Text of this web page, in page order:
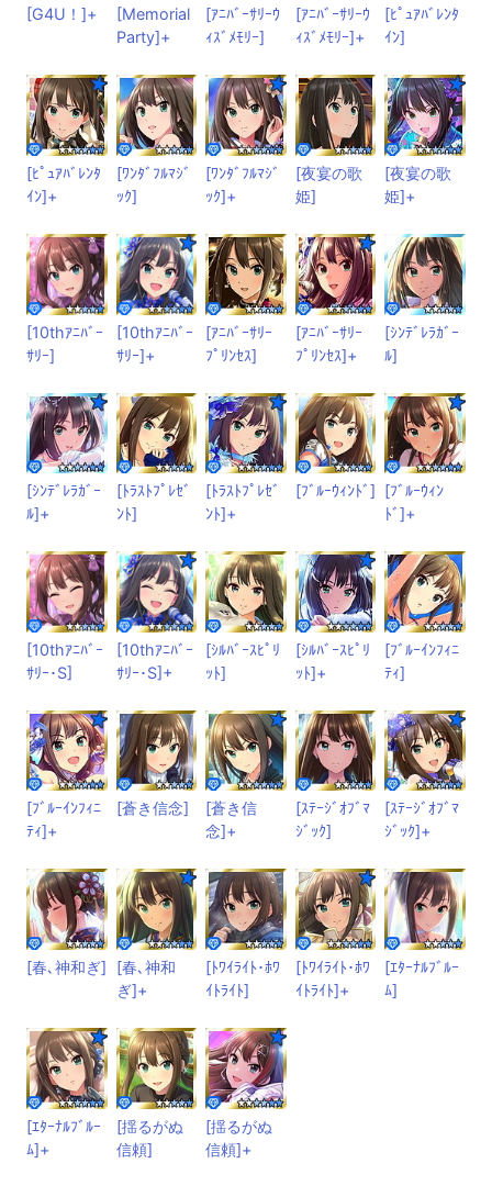
[G4U！]+
[Memorial
Party]+
[ｱﾆﾊﾞｰｻﾘｰｳ
ｨｽﾞﾒﾓﾘｰ]
[ｱﾆﾊﾞｰｻﾘｰｳ
ｨｽﾞﾒﾓﾘｰ]+
[ﾋﾟｭｱﾊﾞﾚﾝﾀ
ｲﾝ]
[ﾋﾟｭｱﾊﾞﾚﾝﾀ
ｲﾝ]+
[ﾜﾝﾀﾞﾌﾙﾏｼﾞ
ｯｸ]
[ﾜﾝﾀﾞﾌﾙﾏｼﾞ
ｯｸ]+
[夜宴の歌
姫]
[夜宴の歌
姫]+
[10thｱﾆﾊﾞｰ
ｻﾘｰ]
[10thｱﾆﾊﾞｰ
ｻﾘｰ]+
[ｱﾆﾊﾞｰｻﾘｰ
ﾌﾟﾘﾝｾｽ]
[ｱﾆﾊﾞｰｻﾘｰ
ﾌﾟﾘﾝｾｽ]+
[ｼﾝﾃﾞﾚﾗｶﾞｰ
ﾙ]
[ｼﾝﾃﾞﾚﾗｶﾞｰ
ﾙ]+
[ﾄﾗｽﾄﾌﾟﾚｾﾞ
ﾝﾄ]
[ﾄﾗｽﾄﾌﾟﾚｾﾞ
ﾝﾄ]+
[ﾌﾞﾙｰｳｨﾝﾄﾞ] [ﾌﾞﾙｰｳｨﾝ
ﾄﾞ]+
[10thｱﾆﾊﾞｰ
ｻﾘｰ･S]
[10thｱﾆﾊﾞｰ
ｻﾘｰ･S]+
[ｼﾙﾊﾞｰｽﾋﾟﾘ
ｯﾄ]
[ｼﾙﾊﾞｰｽﾋﾟﾘ
ｯﾄ]+
[ﾌﾞﾙｰｲﾝﾌｨﾆ
ﾃｨ]
[ﾌﾞﾙｰｲﾝﾌｨﾆ
ﾃｨ]+
[蒼き信念]
[蒼き信
念]+
[ｽﾃｰｼﾞｵﾌﾞﾏ
ｼﾞｯｸ]
[ｽﾃｰｼﾞｵﾌﾞﾏ
ｼﾞｯｸ]+
[春､神和ぎ]
[春､神和
ぎ]+
[ﾄﾜｲﾗｲﾄ･ﾎﾜ
ｲﾄﾗｲﾄ]
[ﾄﾜｲﾗｲﾄ･ﾎﾜ
ｲﾄﾗｲﾄ]+
[ｴﾀｰﾅﾙﾌﾞﾙｰ
ﾑ]
[ｴﾀｰﾅﾙﾌﾞﾙｰ
ﾑ]+
[揺るがぬ
信頼]
[揺るがぬ
信頼]+